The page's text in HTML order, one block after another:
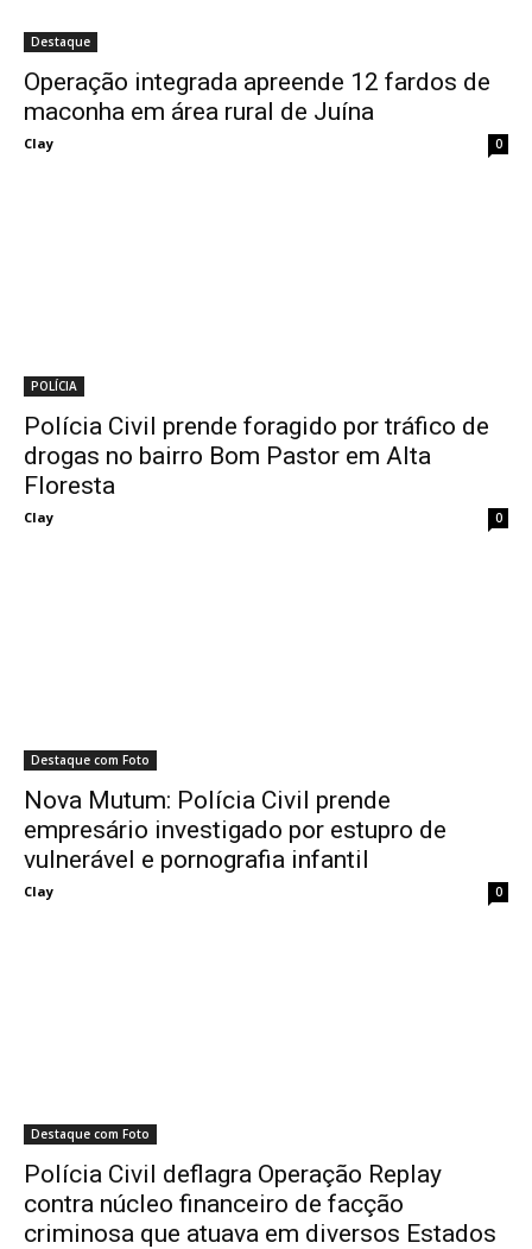
Destaque
Operação integrada apreende 12 fardos de
maconha em área rural de Juína
Clay 0
POLÍCIA
Polícia Civil prende foragido por tráfico de
drogas no bairro Bom Pastor em Alta
Floresta
Clay 0
Destaque com Foto
Nova Mutum: Polícia Civil prende
empresário investigado por estupro de
vulnerável e pornografia infantil
Clay 0
Destaque com Foto
Polícia Civil deflagra Operação Replay
contra núcleo financeiro de facção
criminosa que atuava em diversos Estados